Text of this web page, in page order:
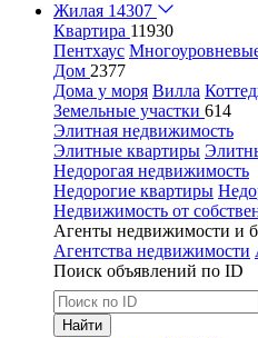
Жилая 14307
Квартира 11930
Пентхаус
Дом 2377
Дома у моря Вилла
Земельные участки 614
Элитная недвижимость
Элитные квартиры
Недорогая недвижимость
Недорогие квартиры
Недвижимость от
Агенты недвижимости и
Агентства недвижимости
Поиск объявлений по ID
Найти